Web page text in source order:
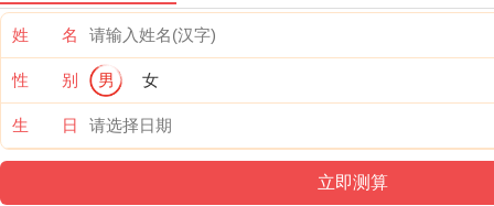
姓 名
性 别 男 女
生 日